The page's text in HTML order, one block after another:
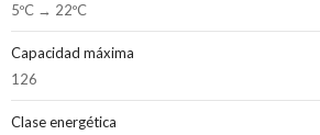
5ºC → 22ºC
Capacidad máxima
126
Clase energética